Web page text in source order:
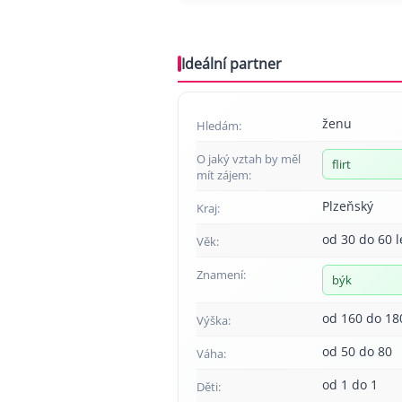
Ideální partner
Hledám: ženu
O jaký vztah by měl
mít zájem:
flirt
Kraj: Plzeňský
Věk: od 30 do 60
Znamení: býk
Výška: od 160 do
Váha: od 50 do 80
Děti: od 1 do 1